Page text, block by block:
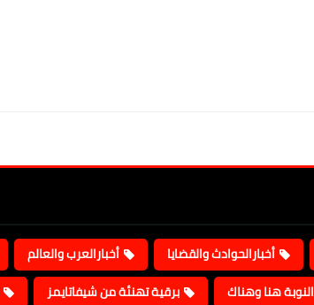
أخبارالحوادث والقضايا أخبارالعرب والعالم
النوبة هنا وهناك برقية تهنئة من شيفاتايمز